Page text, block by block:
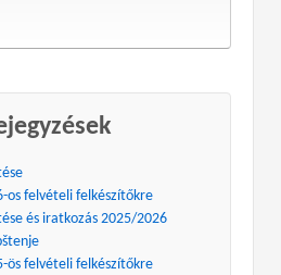
os felvételi felkészítőkre
és iratkozás 2025/2026
ös felvételi felkészítőkre